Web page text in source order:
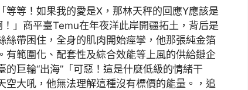
等等！如果我的愛是X，那林天秤的回應Y應該是
」商平臺Temu在年夜洋此岸開疆拓土，背后是
絲帶困住，全身的肌肉開始痙攣，他那張純金箔
有範圍化、配套性及綜合效能等上風的供給鏈企
的巨輪“出海”「可惡！這是什麼低級的情緒干
空大吼，他無法理解這種沒有標價的能量。，追